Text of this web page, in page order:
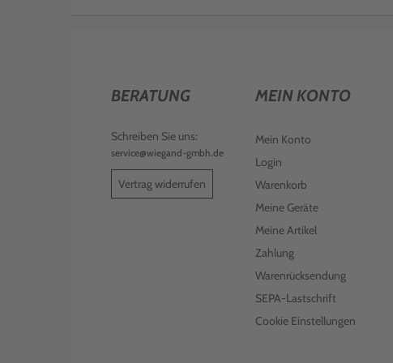
BERATUNG
Schreiben Sie uns:
service@wiegand-gmbh.de
Vertrag widerrufen
MEIN KONTO
Mein Konto
Login
Warenkorb
Meine Geräte
Meine Artikel
Zahlung
Warenrücksendung
SEPA-Lastschrift
Cookie Einstellungen